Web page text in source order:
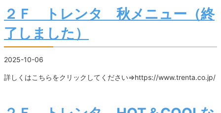
２Ｆ トレンタ 秋メニュー（終
了しました）
2025-10-06
詳しくはこちらをクリックしてください⇒https://www.trenta.co.jp/